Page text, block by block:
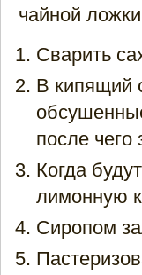
чайной
Сварить
В кипящий
после чего
Когда
лимонную
Сиропом